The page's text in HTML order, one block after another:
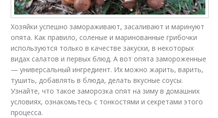
Хозяйки успешно замораживают, засаливают и маринуют
опята. Как правило, соленые и маринованные грибочки
используются только в качестве закуски, в некоторых
видах салатов и первых блюд. А вот опята замороженные
— универсальный ингредиент. Их можно жарить, варить,
тушить, добавлять в блюда, делать вкусные соусы.
Узнайте, что такое заморозка опят на зиму в домашних
условиях, ознакомьтесь с тонкостями и секретами этого
процесса.